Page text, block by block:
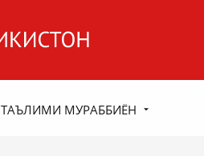
ТАЪЛИМИ МУРАББИЁН